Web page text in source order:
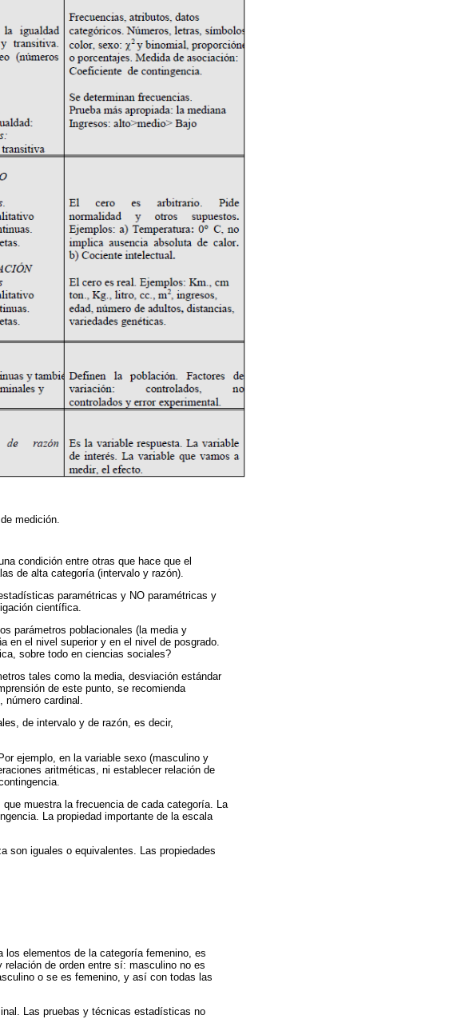
medición.
condición entre otras que hace que el
de alta categoría (intervalo y razón).
paramétricas y NO paramétricas y
científica.
parámetros poblacionales (la media y
en el nivel superior y en el nivel de posgrado.
sobre todo en ciencias sociales?
tales como la media, desviación estándar
de este punto, se recomienda
número cardinal.
de intervalo y de razón, es decir,
ejemplo, en la variable sexo (masculino y
aritméticas, ni establecer relación de
muestra la frecuencia de cada categoría. La
La propiedad importante de la escala
son iguales o equivalentes. Las propiedades
elementos de la categoría femenino, es
de orden entre sí: masculino no es
o se es femenino, y así con todas las
Las pruebas y técnicas estadísticas no